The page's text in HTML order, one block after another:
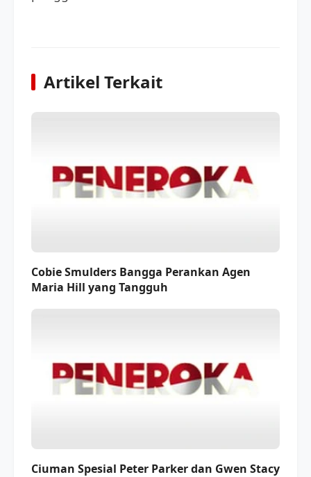
Artikel Terkait
Cobie Smulders Bangga Perankan Agen
Maria Hill yang Tangguh
Ciuman Spesial Peter Parker dan Gwen Stacy